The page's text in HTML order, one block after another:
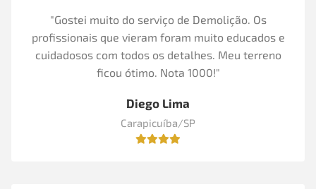
"Gostei muito do serviço de Demolição. Os
profissionais que vieram foram muito educados e
cuidadosos com todos os detalhes. Meu terreno
ficou ótimo. Nota 1000!"
Diego Lima
Carapicuíba/SP